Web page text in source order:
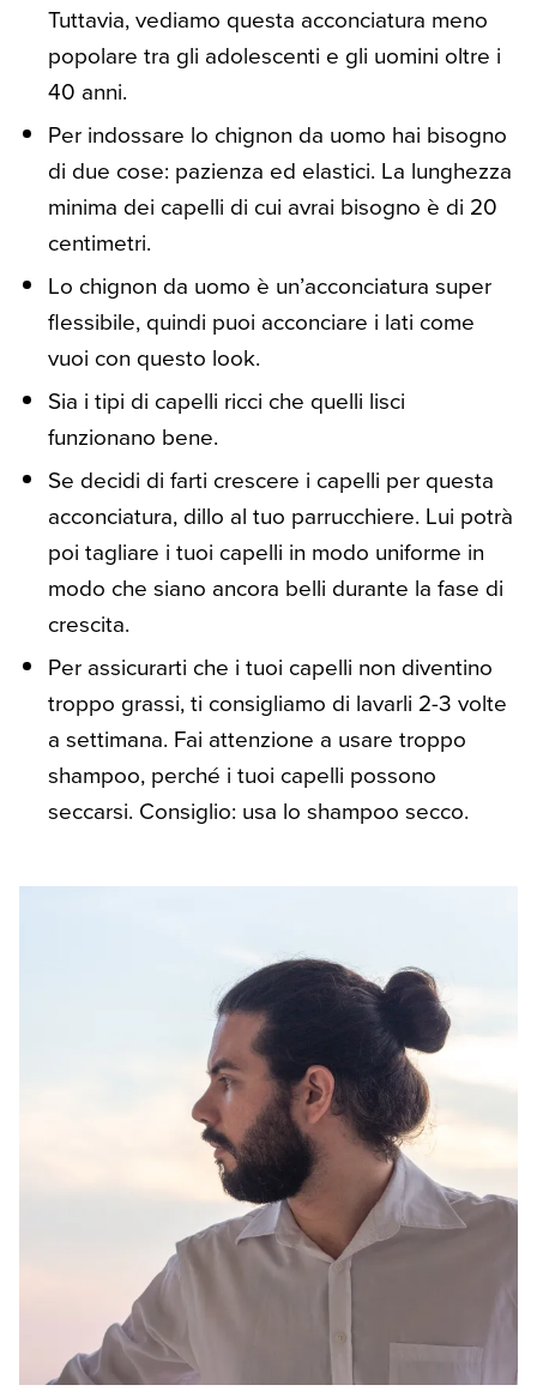
Tuttavia, vediamo questa acconciatura meno
popolare tra gli adolescenti e gli uomini oltre i
40 anni.
Per indossare lo chignon da uomo hai bisogno
di due cose: pazienza ed elastici. La lunghezza
minima dei capelli di cui avrai bisogno è di 20
centimetri.
Lo chignon da uomo è un’acconciatura super
flessibile, quindi puoi acconciare i lati come
vuoi con questo look.
Sia i tipi di capelli ricci che quelli lisci
funzionano bene.
Se decidi di farti crescere i capelli per questa
acconciatura, dillo al tuo parrucchiere. Lui potrà
poi tagliare i tuoi capelli in modo uniforme in
modo che siano ancora belli durante la fase di
crescita.
Per assicurarti che i tuoi capelli non diventino
troppo grassi, ti consigliamo di lavarli 2-3 volte
a settimana. Fai attenzione a usare troppo
shampoo, perché i tuoi capelli possono
seccarsi. Consiglio: usa lo shampoo secco.